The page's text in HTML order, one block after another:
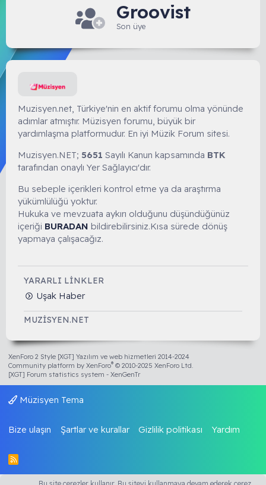
Groovist
Son üye
Muzisyen.net, Türkiye'nin en aktif forumu olma yönünde
adımlar atmıştır. Müzisyen forumu, büyük bir
yardımlaşma platformudur. En iyi Müzik Forum sitesi.
Muzisyen.NET; 5651 Sayılı Kanun kapsamında BTK
tarafından onaylı Yer Sağlayıcı'dır.
Bu sebeple içerikleri kontrol etme ya da araştırma
yükümlülüğü yoktur.
Hukuka ve mevzuata aykırı olduğunu düşündüğünüz
içeriği BURADAN bildirebilirsiniz.Kısa sürede dönüş
yapmaya çalışacağız.
YARARLI LINKLER
Uşak Haber
MUZISYEN.NET
XenForo 2 Style [XGT] Yazılım ve web hizmetleri 2014-2024
Community platform by XenForo® © 2010-2025 XenForo Ltd.
[XGT] Forum statistics system - XenGenTr
Müzisyen Tema
Bize ulaşın Şartlar ve kurallar Gizlilik politikası Yardım
R